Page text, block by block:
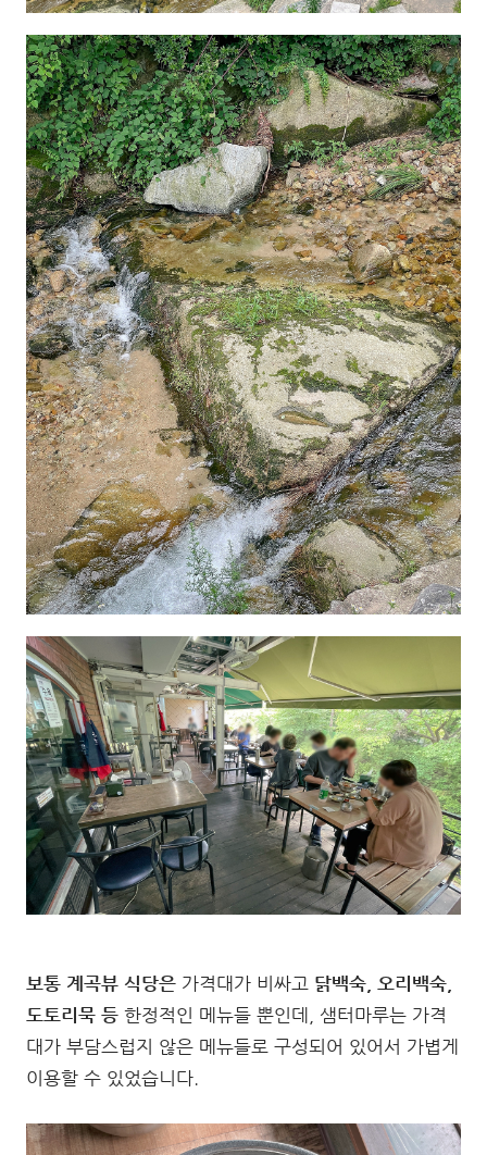
보통 계곡뷰 식당은 가격대가 비싸고 닭백숙, 오리백숙,
도토리묵 등 한정적인 메뉴들 뿐인데, 샘터마루는 가격
대가 부담스럽지 않은 메뉴들로 구성되어 있어서 가볍게
이용할 수 있었습니다.